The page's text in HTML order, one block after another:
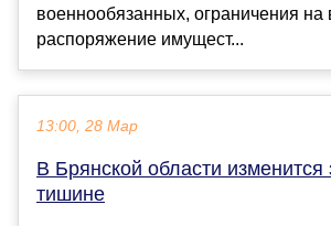
военнообязанных, ограничения на
распоряжение имущест...
13:00, 28 Мар
В Брянской области изменится
тишине